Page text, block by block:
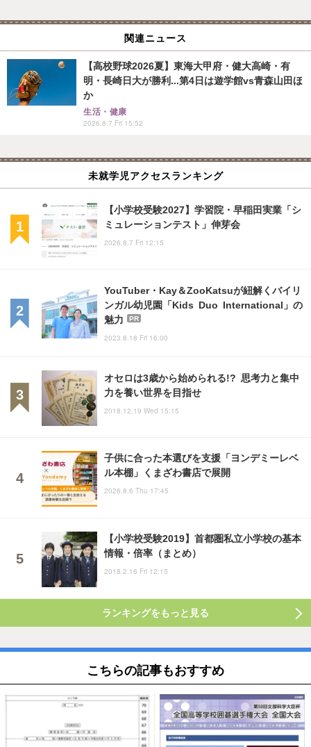
関連ニュース
【高校野球2026夏】東海大甲府・健大高崎・有
明・長崎日大が勝利...第4日は遊学館vs青森山田ほ
か
生活・健康
2026.8.7 Fri 15:52
未就学児アクセスランキング
【小学校受験2027】学習院・早稲田実業「シ
ミュレーションテスト」伸芽会
2026.8.7 Fri 12:15
YouTuber・Kay＆ZooKatsuが紐解くバイリ
ンガル幼児園「Kids Duo International」の
魅力
PR
2023.8.18 Fri 16:00
オセロは3歳から始められる!? 思考力と集中
力を養い世界を目指せ
2018.12.19 Wed 15:15
子供に合った本選びを支援「ヨンデミーレベ
ル本棚」くまざわ書店で展開
2026.8.6 Thu 17:45
【小学校受験2019】首都圏私立小学校の基本
情報・倍率（まとめ）
2018.2.16 Fri 12:15
ランキングをもっと見る
こちらの記事もおすすめ